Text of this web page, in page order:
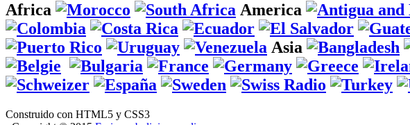
Africa America
Asia
Construido con HTML5 y CSS3